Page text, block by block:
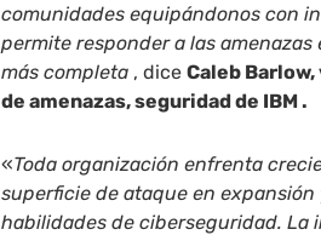
comunidades equipándonos con
permite responder a las
más completa , diceCaleb
de amenazas, seguridad de IBM .
«Toda organización enfrenta
superficie de ataque en
habilidades de ciberseguridad. La